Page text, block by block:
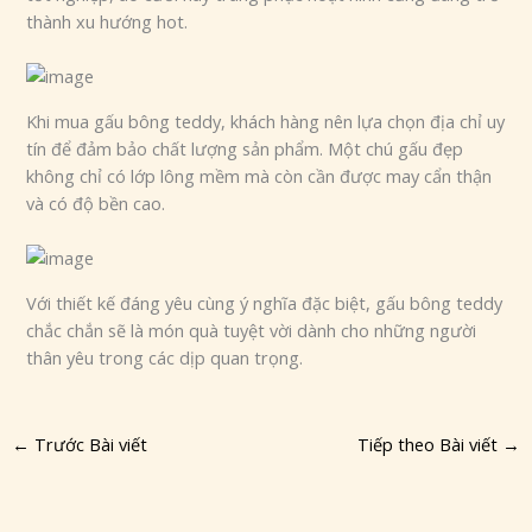
thành xu hướng hot.
Khi mua gấu bông teddy, khách hàng nên lựa chọn địa chỉ uy
tín để đảm bảo chất lượng sản phẩm. Một chú gấu đẹp
không chỉ có lớp lông mềm mà còn cần được may cẩn thận
và có độ bền cao.
Với thiết kế đáng yêu cùng ý nghĩa đặc biệt, gấu bông teddy
chắc chắn sẽ là món quà tuyệt vời dành cho những người
thân yêu trong các dịp quan trọng.
← Trước Bài viết Tiếp theo Bài viết →